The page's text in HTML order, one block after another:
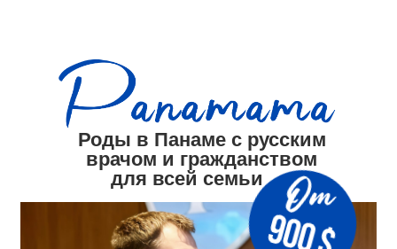
Роды в Панаме с русским
врачом и гражданством
для всей семьи